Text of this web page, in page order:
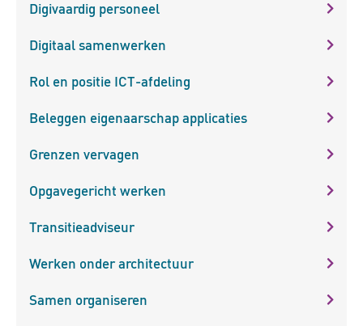
Digivaardig personeel
Digitaal samenwerken
Rol en positie ICT-afdeling
Beleggen eigenaarschap applicaties
Grenzen vervagen
Opgavegericht werken
Transitieadviseur
Werken onder architectuur
Samen organiseren